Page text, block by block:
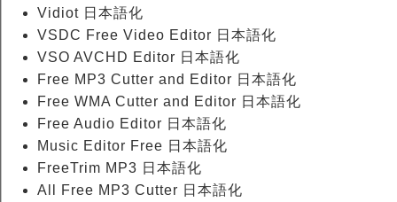
Vidiot 日本語化
VSDC Free Video Editor 日本語化
VSO AVCHD Editor 日本語化
Free MP3 Cutter and Editor 日本語化
Free WMA Cutter and Editor 日本語化
Free Audio Editor 日本語化
Music Editor Free 日本語化
FreeTrim MP3 日本語化
All Free MP3 Cutter 日本語化